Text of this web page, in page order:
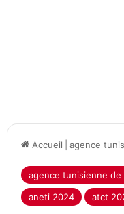
Accueil agence
agence tunisienne
aneti 2024
atct